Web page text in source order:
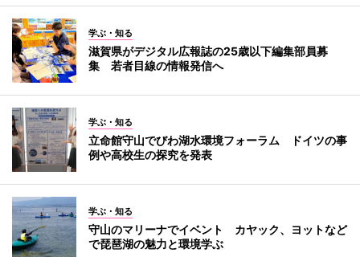
学ぶ・知る
滋賀県がデジタル広報誌の25歳以下編集部員募
集 若者目線の情報発信へ
学ぶ・知る
立命館守山でびわ湖水環境フォーラム ドイツの事
例や高校生の探究を発表
学ぶ・知る
守山のマリーナでイベント カヤック、ヨットなど
で琵琶湖の魅力と環境学ぶ